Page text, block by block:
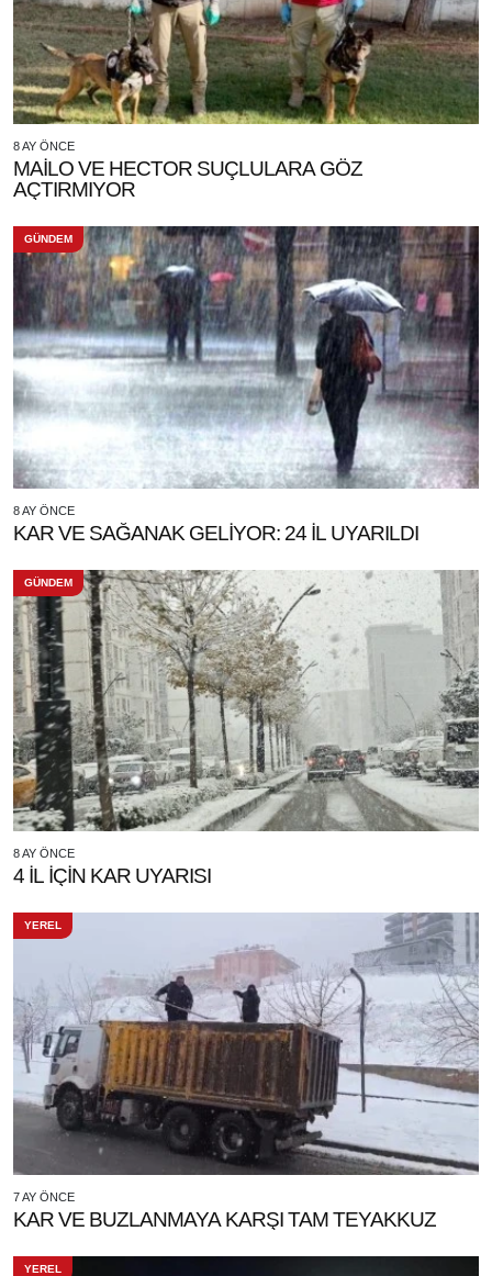
8 AY ÖNCE
MAİLO VE HECTOR SUÇLULARA GÖZ
AÇTIRMIYOR
GÜNDEM
8 AY ÖNCE
KAR VE SAĞANAK GELİYOR: 24 İL UYARILDI
GÜNDEM
8 AY ÖNCE
4 İL İÇİN KAR UYARISI
YEREL
7 AY ÖNCE
KAR VE BUZLANMAYA KARŞI TAM TEYAKKUZ
YEREL